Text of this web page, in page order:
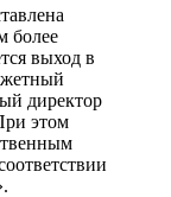
более
выход в
директор
этом